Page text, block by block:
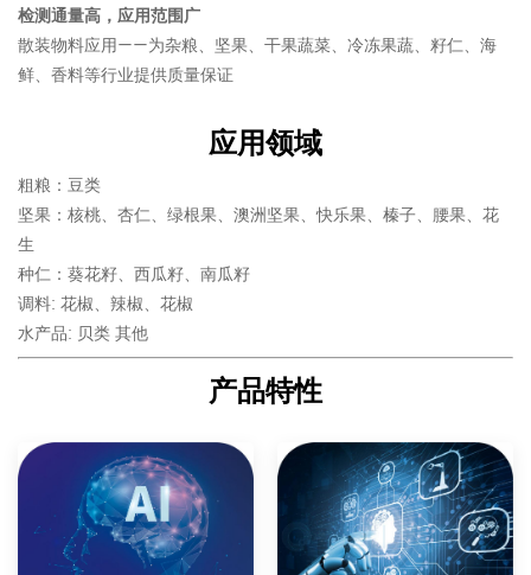
检测通量高，应用范围广
散装物料应用——为杂粮、坚果、干果蔬菜、冷冻果蔬、籽仁、海
鲜、香料等行业提供质量保证
应用领域
粗粮：豆类
坚果：核桃、杏仁、绿根果、澳洲坚果、快乐果、榛子、腰果、花
生
种仁：葵花籽、西瓜籽、南瓜籽
调料: 花椒、辣椒、花椒
水产品: 贝类 其他
产品特性